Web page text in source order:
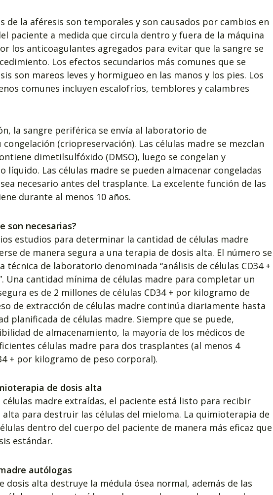
de la aféresis son temporales y son causados ​​por cambios en
paciente a medida que circula dentro y fuera de la máquina
los anticoagulantes agregados para evitar que la sangre se
Los efectos secundarios más comunes que se
son mareos leves y hormigueo en las manos y los pies. Los
comunes incluyen escalofríos, temblores y calambres
la sangre periférica se envía al laboratorio de
(criopreservación). Las células madre se mezclan
dimetilsulfóxido (DMSO), luego se congelan y
líquido. Las células madre se pueden almacenar congeladas
necesario antes del trasplante. La excelente función de las
durante al menos 10 años.
son necesarias?
estudios para determinar la cantidad de células madre
de manera segura a una terapia de dosis alta. El número se
técnica de laboratorio denominada “análisis de células CD34 +
Una cantidad mínima de células madre para completar un
es de 2 millones de células CD34 + por kilogramo de
de extracción de células madre continúa diariamente hasta
planificada de células madre. Siempre que se puede,
de almacenamiento, la mayoría de los médicos de
células madre para dos trasplantes (al menos 4
+ por kilogramo de peso corporal).
de dosis alta
células madre extraídas, el paciente está listo para recibir
para destruir las células del mieloma. La quimioterapia de
dentro del cuerpo del paciente de manera más eficaz que
estándar.
autólogas
dosis alta destruye la médula ósea normal, además de las